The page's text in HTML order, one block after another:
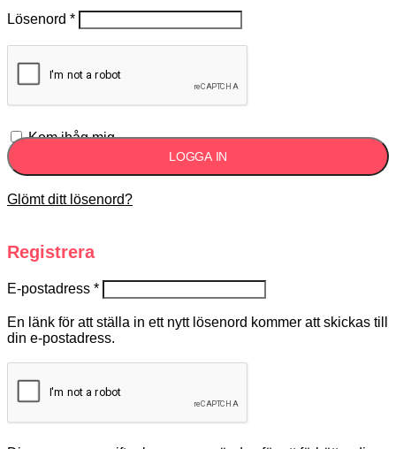
Lösenord *
Kom ihåg mig
LOGGA IN
Glömt ditt lösenord?
Registrera
E-postadress *
En länk för att ställa in ett nytt lösenord kommer att skickas till
din e-postadress.